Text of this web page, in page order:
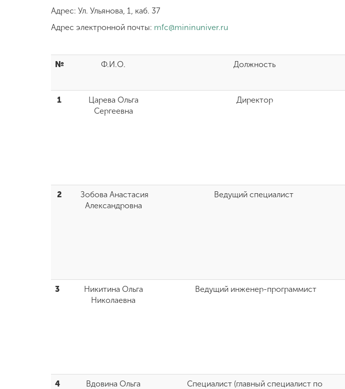
Адрес: Ул. Ульянова, 1, каб. 37
Адрес электронной почты: mfc@mininuniver.ru
№ Ф.И.О. Должность
1
Царева Ольга
Сергеевна
Директор
2
Зобова Анастасия
Александровна
Ведущий специалист
3
Никитина Ольга
Николаевна
Ведущий инженер-программист
4
Вдовина Ольга
Специалист (главный специалист по